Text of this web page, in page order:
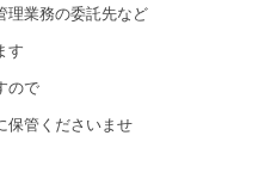
理業務の委託先など
す
ので
保管くださいませ